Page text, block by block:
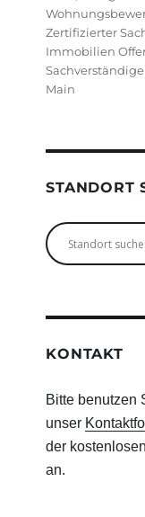
Zertifizierter
Immobilien
Main
STANDORT
KONTAKT
Bitte benutzen
unser
der
an.